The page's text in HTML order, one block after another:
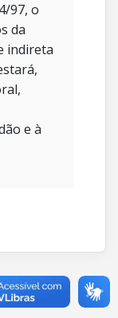
97, o
da
indireta
e à